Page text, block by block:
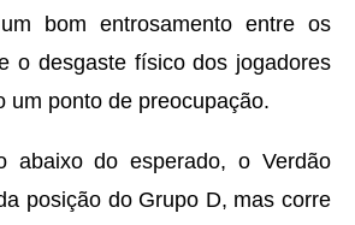
bom entrosamento entre os
o desgaste físico dos jogadores
um ponto de preocupação.
abaixo do esperado, o Verdão
posição do Grupo D, mas corre